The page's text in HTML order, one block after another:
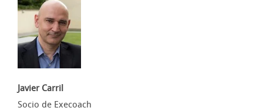
Javier Carril
Socio de Execoach